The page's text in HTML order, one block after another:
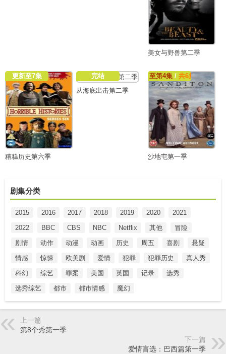
美女与野兽第二季
更新至7集
糟糕历史第六季
完结
从海底出击第二季
至第4集/ 共6集
沙地屯第一季
剧集分类
2015 2016 2017 2018 2019 2020
2021
2022
BBC CBS NBC Netflix 其他
冒险
剧情
动作 动漫 动画 历史 周五 喜剧
悬疑
情感
惊悚 欧美剧 爱情 犯罪 犯罪历史
真人秀
科幻
综艺 罪案 美国 英国 记录
选秀
选秀综艺
都市 都市情感 魔幻
上一篇
第8个秀第一季
下一篇
爱情盲选：巴西篇第一季